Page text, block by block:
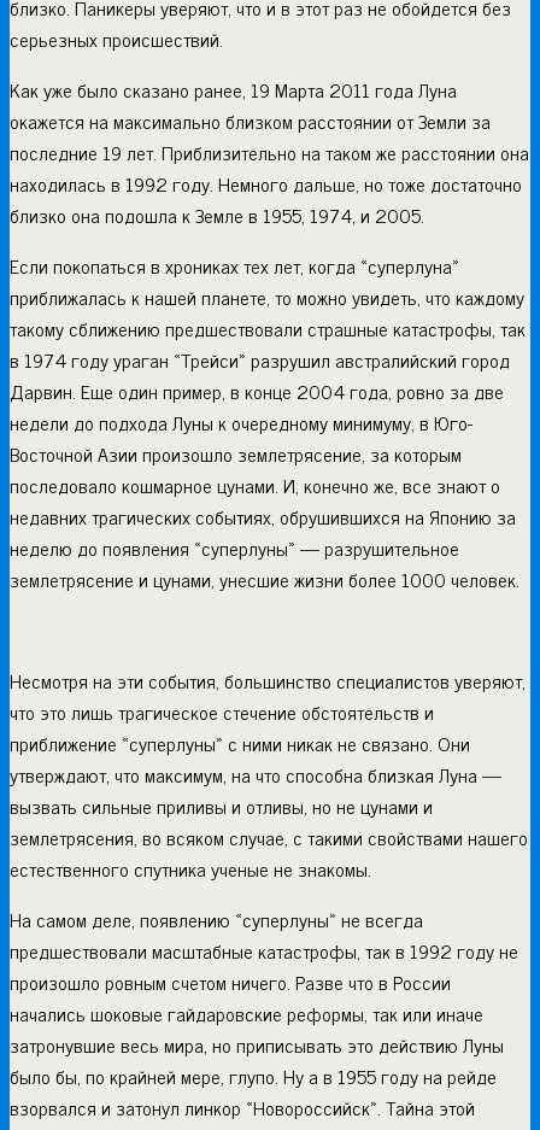
близко. Паникеры уверяют, что и в этот раз не обойдется без
серьезных происшествий.
Как уже было сказано ранее, 19 Марта 2011 года Луна
окажется на максимально близком расстоянии от Земли за
последние 19 лет. Приблизительно на таком же расстоянии она
находилась в 1992 году. Немного дальше, но тоже достаточно
близко она подошла к Земле в 1955, 1974, и 2005.
Если покопаться в хрониках тех лет, когда «суперлуна»
приближалась к нашей планете, то можно увидеть, что каждому
такому сближению предшествовали страшные катастрофы, так
в 1974 году ураган «Трейси» разрушил австралийский город
Дарвин. Еще один пример, в конце 2004 года, ровно за две
недели до подхода Луны к очередному минимуму, в Юго-
Восточной Азии произошло землетрясение, за которым
последовало кошмарное цунами. И, конечно же, все знают о
недавних трагических событиях, обрушившихся на Японию за
неделю до появления «суперлуны» — разрушительное
землетрясение и цунами, унесшие жизни более 1000 человек.
Несмотря на эти события, большинство специалистов уверяют,
что это лишь трагическое стечение обстоятельств и
приближение «суперлуны» с ними никак не связано. Они
утверждают, что максимум, на что способна близкая Луна —
вызвать сильные приливы и отливы, но не цунами и
землетрясения, во всяком случае, с такими свойствами нашего
естественного спутника ученые не знакомы.
На самом деле, появлению «суперлуны» не всегда
предшествовали масштабные катастрофы, так в 1992 году не
произошло ровным счетом ничего. Разве что в России
начались шоковые гайдаровские реформы, так или иначе
затронувшие весь мира, но приписывать это действию Луны
было бы, по крайней мере, глупо. Ну а в 1955 году на рейде
взорвался и затонул линкор «Новороссийск». Тайна этой